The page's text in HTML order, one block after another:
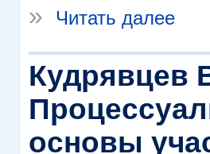
»
Читать далее
Кудрявцев
основы